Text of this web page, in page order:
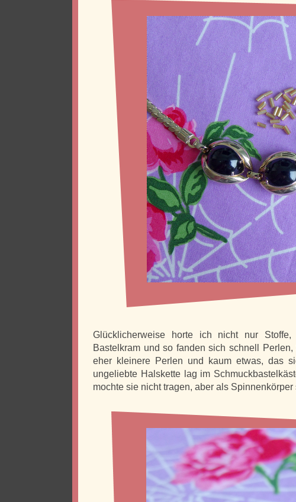
Glücklicherweise horte ich nicht nur
Bastelkram und so fanden sich schnell
eher kleinere Perlen und kaum etwas, das
ungeliebte Halskette lag im
mochte sie nicht tragen, aber als